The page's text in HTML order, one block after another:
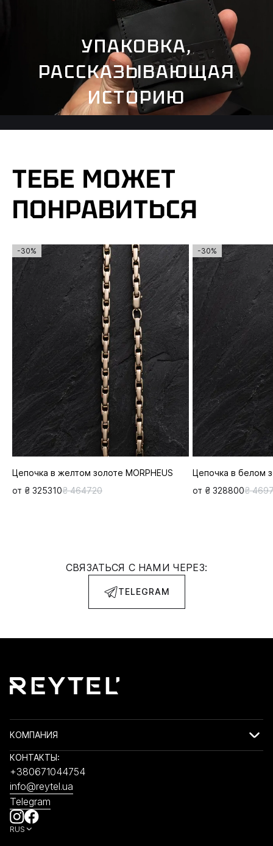
УПАКОВКА,
РАССКАЗЫВАЮЩАЯ
ИСТОРИЮ
ТЕБЕ МОЖЕТ
ПОНРАВИТЬСЯ
-30%
Цепочка в желтом золоте MORPHEUS
от ₴ 325310₴ 464720
-30%
Цепочка в белом
от ₴ 328800₴
СВЯЗАТЬСЯ С НАМИ ЧЕРЕЗ:
TELEGRAM
КОМПАНИЯ
КОНТАКТЫ:
+380671044754
info@reytel.ua
Telegram
RUS